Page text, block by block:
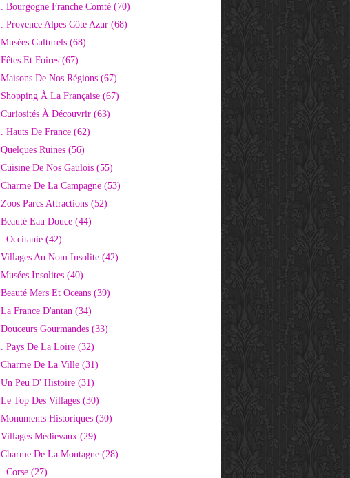
. Bourgogne Franche Comté (70)
. Provence Alpes Côte Azur (68)
Musées Culturels (68)
Fêtes Et Foires (67)
Maisons De Nos Régions (67)
Shopping À La Française (67)
Curiosités À Découvrir (63)
. Hauts De France (62)
Quelques Ruines (56)
Cuisine De Nos Gaulois (55)
Charme De La Campagne (53)
Zoos Parcs Attractions (52)
Beauté Eau Douce (44)
. Occitanie (42)
Villages Au Nom Insolite (42)
Musées Insolites (40)
Beauté Mers Et Oceans (39)
La France D'antan (34)
Douceurs Gourmandes (33)
. Pays De La Loire (32)
Charme De La Ville (31)
Un Peu D' Histoire (31)
Le Top Des Villages (30)
Monuments Historiques (30)
Villages Médievaux (29)
Charme De La Montagne (28)
. Corse (27)